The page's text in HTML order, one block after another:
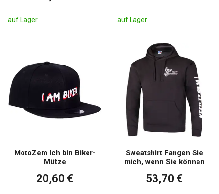
auf Lager auf Lager
MotoZem Ich bin Biker-
Mütze
20,60 €
Sweatshirt Fangen Sie
mich, wenn Sie können
53,70 €